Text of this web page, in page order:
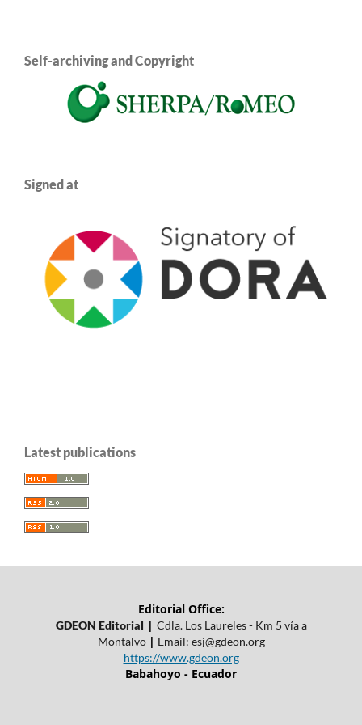
Self-archiving and Copyright
Signed at
Latest publications
Editorial Office:
GDEON Editorial | Cdla. Los Laureles - Km 5 vía a
Montalvo | Email: esj@gdeon.org
https://www.gdeon.org
Babahoyo - Ecuador